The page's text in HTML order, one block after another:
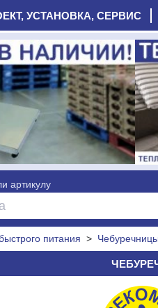
УСТАНОВКА, СЕРВИС
артикулу
питания > Чебуречницы